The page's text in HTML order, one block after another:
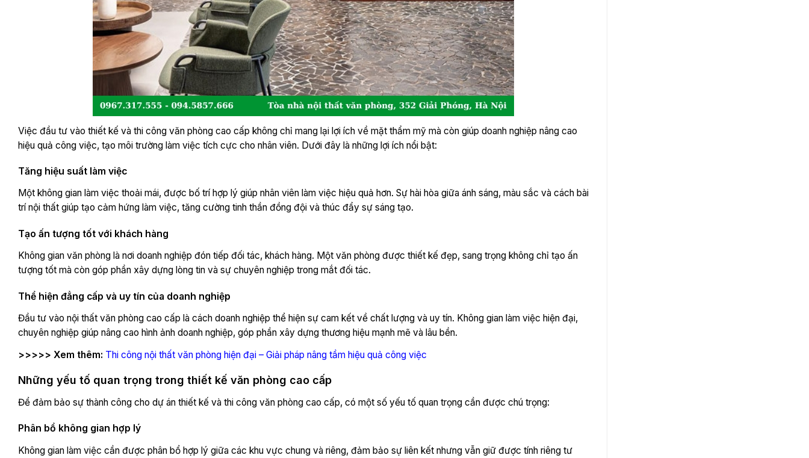
Việc đầu tư vào thiết kế và thi công văn phòng cao cấp không chỉ mang lại lợi ích về mặt thẩm mỹ mà còn giúp doanh nghiệp nâng cao
hiệu quả công việc, tạo môi trường làm việc tích cực cho nhân viên. Dưới đây là những lợi ích nổi bật:
Tăng hiệu suất làm việc
Một không gian làm việc thoải mái, được bố trí hợp lý giúp nhân viên làm việc hiệu quả hơn. Sự hài hòa giữa ánh sáng, màu sắc và cách bài
trí nội thất giúp tạo cảm hứng làm việc, tăng cường tinh thần đồng đội và thúc đẩy sự sáng tạo.
Tạo ấn tượng tốt với khách hàng
Không gian văn phòng là nơi doanh nghiệp đón tiếp đối tác, khách hàng. Một văn phòng được thiết kế đẹp, sang trọng không chỉ tạo ấn
tượng tốt mà còn góp phần xây dựng lòng tin và sự chuyên nghiệp trong mắt đối tác.
Thể hiện đẳng cấp và uy tín của doanh nghiệp
Đầu tư vào nội thất văn phòng cao cấp là cách doanh nghiệp thể hiện sự cam kết về chất lượng và uy tín. Không gian làm việc hiện đại,
chuyên nghiệp giúp nâng cao hình ảnh doanh nghiệp, góp phần xây dựng thương hiệu mạnh mẽ và lâu bền.
>>>>> Xem thêm: Thi công nội thất văn phòng hiện đại – Giải pháp nâng tầm hiệu quả công việc
Những yếu tố quan trọng trong thiết kế văn phòng cao cấp
Để đảm bảo sự thành công cho dự án thiết kế và thi công văn phòng cao cấp, có một số yếu tố quan trọng cần được chú trọng:
Phân bổ không gian hợp lý
Không gian làm việc cần được phân bổ hợp lý giữa các khu vực chung và riêng, đảm bảo sự liên kết nhưng vẫn giữ được tính riêng tư